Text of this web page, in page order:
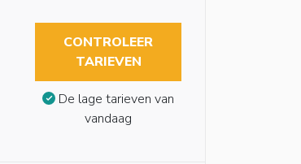
CONTROLEER
TARIEVEN
De lage tarieven van
vandaag